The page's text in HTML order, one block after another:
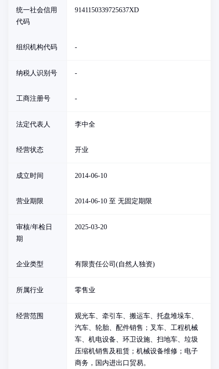
统一社会信用
代码
9141150339725637XD
组织机构代码 -
纳税人识别号 -
工商注册号 -
法定代表人 李中全
经营状态 开业
成立时间 2014-06-10
营业期限 2014-06-10 至 无固定期限
审核/年检日
期
2025-03-20
企业类型 有限责任公司(自然人独资)
所属行业 零售业
经营范围
观光车、牵引车、搬运车、托盘堆垛车、
汽车、轮胎、配件销售；叉车、工程机械
车、机电设备、环卫设施、扫地车、垃圾
压缩机销售及租赁；机械设备维修；电子
商务，国内进出口贸易。